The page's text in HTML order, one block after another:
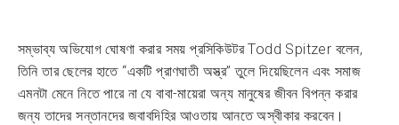
সম্ভাব্য অভিযোগ ঘোষণা করার সময় প্রসিকিউটর Todd Spitzer বলেন,
তিনি তার ছেলের হাতে “একটি প্রাণঘাতী অস্ত্র” তুলে দিয়েছিলেন এবং সমাজ
এমনটা মেনে নিতে পারে না যে বাবা-মায়েরা অন্য মানুষের জীবন বিপন্ন করার
জন্য তাদের সন্তানদের জবাবদিহির আওতায় আনতে অস্বীকার করবেন।